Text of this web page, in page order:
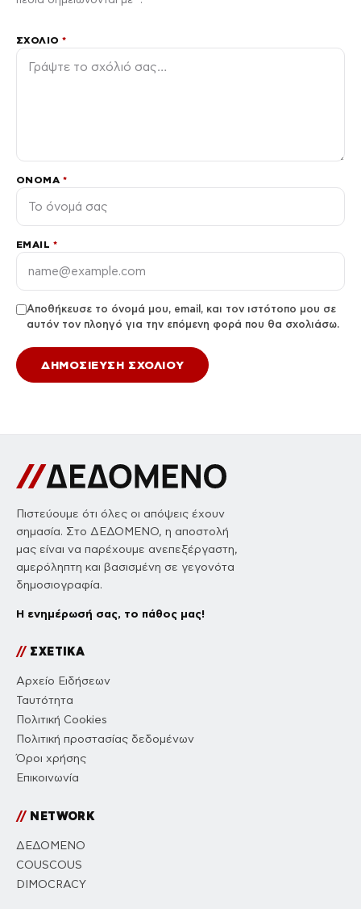
ΣΧΌΛΙΟ*
ΌΝΟΜΑ *
EMAIL *
Αποθήκευσε το όνομά μου, email, και τον ιστότοπο μου σε
αυτόν τον πλοηγό για την επόμενη φορά που θα σχολιάσω.
Πιστεύουμε ότι όλες οι απόψεις έχουν
σημασία. Στο ΔΕΔΟΜΕΝΟ, η αποστολή
μας είναι να παρέχουμε ανεπεξέργαστη,
αμερόληπτη και βασισμένη σε γεγονότα
δημοσιογραφία.
Η ενημέρωσή σας, το πάθος μας!
//ΣΧΕΤΙΚΑ
Αρχείο Ειδήσεων
Ταυτότητα
Πολιτική Cookies
Πολιτική προστασίας δεδομένων
Όροι χρήσης
Επικοινωνία
//NETWORK
ΔΕΔΟΜΕΝΟ
COUSCOUS
DIMOCRACY